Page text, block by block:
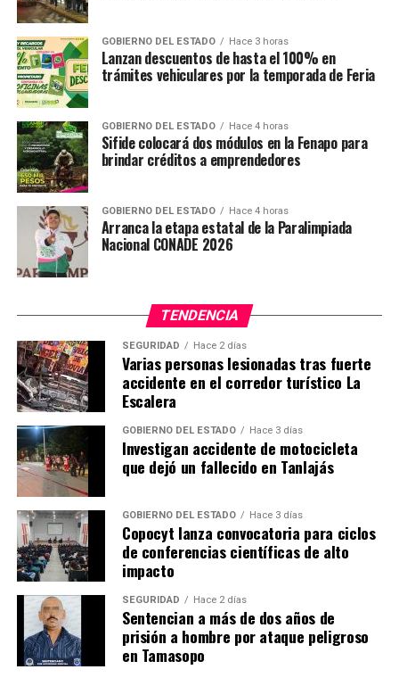
GOBIERNO DEL ESTADO Hace 3 horas
Lanzan descuentos de hasta el 100% en
trámites vehiculares por la temporada de Feria
GOBIERNO DEL ESTADO Hace 4 horas
Sifide colocará dos módulos en la Fenapo para
brindar créditos a emprendedores
GOBIERNO DEL ESTADO Hace 4 horas
Arranca la etapa estatal de la Paralimpiada
Nacional CONADE 2026
TENDENCIA
SEGURIDAD Hace 2 días
Varias personas lesionadas tras fuerte
accidente en el corredor turístico La
Escalera
GOBIERNO DEL ESTADO Hace 3 días
Investigan accidente de motocicleta
que dejó un fallecido en Tanlajás
GOBIERNO DEL ESTADO Hace 3 días
Copocyt lanza convocatoria para ciclos
de conferencias científicas de alto
impacto
SEGURIDAD Hace 2 días
Sentencian a más de dos años de
prisión a hombre por ataque peligroso
en Tamasopo